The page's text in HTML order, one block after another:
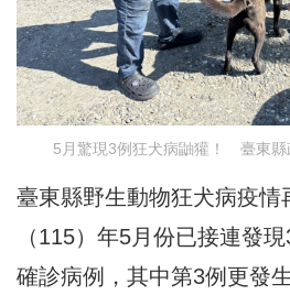
5月驚現3例狂犬病鼬獾！ 臺東縣
臺東縣野生動物狂犬病疫情
（115）年5月份已接連發
確診病例，其中第3例更發